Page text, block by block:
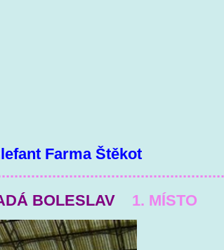
Farma Štěkot
BOLESLAV 1. MÍSTO